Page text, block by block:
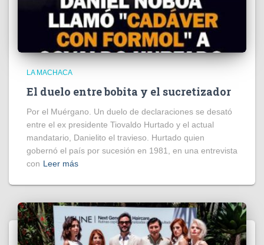
LA MACHACA
El duelo entre bobita y el sucretizador
Por el Muérgano. Un duelo de declaraciones se desató
entre el ex presidente Tiovaldo Hurtado y el actual
mandatario, Danielito el travieso. Hurtado quien
gobernó el país por sucesión en 1981, en una entrevista
con Leer más